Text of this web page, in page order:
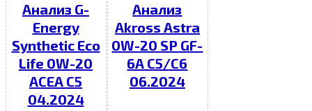
Анализ G-
Energy
Synthetic Eco
Life 0W-20
ACEA C5
04.2024
Анализ
Akross Astra
0W-20 SP GF-
6A C5/C6
06.2024